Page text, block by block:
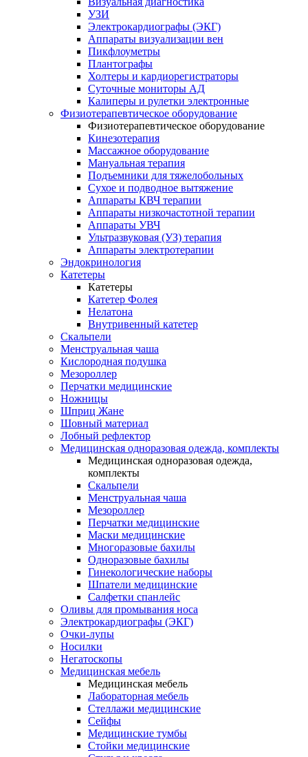
УЗИ
Электрокардиографы (ЭКГ)
Аппараты визуализации вен
Пикфлоуметры
Плантографы
Холтеры и кардиорегистраторы
Суточные мониторы АД
Калиперы и рулетки электронные
Физиотерапевтическое оборудование
Физиотерапевтическое оборудование
Кинезотерапия
Массажное оборудование
Мануальная терапия
Подъемники для тяжелобольных
Сухое и подводное вытяжение
Аппараты КВЧ терапии
Аппараты низкочастотной терапии
Аппараты УВЧ
Ультразвуковая (УЗ) терапия
Аппараты электротерапии
Эндокринология
Катетеры
Катетеры
Катетер Фолея
Нелатона
Внутривенный катетер
Скальпели
Менструальная чаша
Кислородная подушка
Мезороллер
Перчатки медицинские
Ножницы
Шприц Жане
Шовный материал
Лобный рефлектор
Медицинская одноразовая одежда, комплекты
Медицинская одноразовая одежда,
комплекты
Скальпели
Менструальная чаша
Мезороллер
Перчатки медицинские
Маски медицинские
Многоразовые бахилы
Одноразовые бахилы
Гинекологические наборы
Шпатели медицинские
Салфетки спанлейс
Оливы для промывания носа
Электрокардиографы (ЭКГ)
Очки-лупы
Носилки
Негатоскопы
Медицинская мебель
Медицинская мебель
Лабораторная мебель
Стеллажи медицинские
Сейфы
Медицинские тумбы
Стойки медицинские